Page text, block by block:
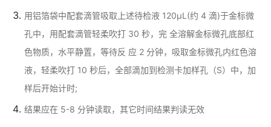
用铝箔袋中配套滴管吸取上述待检液 120μL(约 4 滴)于金标微
孔中，用配套滴管轻柔吹打 30 秒，完 全溶解金标微孔底部红
色物质，水平静置，等待反 应 2 分钟，吸取金标微孔内红色溶
液，轻柔吹打 10 秒后，全部滴加到检测卡加样孔（S）中，加
样后开始计时;
结果应在 5-8 分钟读取，其它时间结果判读无效